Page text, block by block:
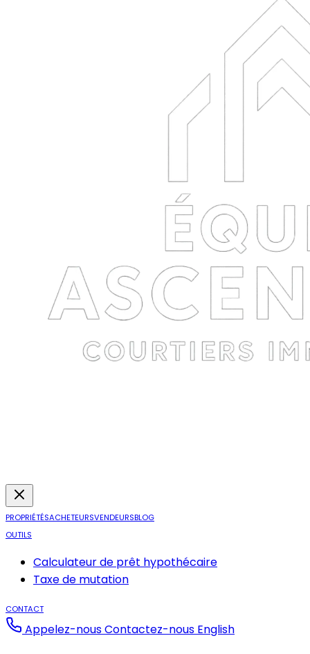
PROPRIÉTÉSACHETEURSVENDEURSBLOG
OUTILS
Calculateur de prêt hypothécaire
Taxe de mutation
CONTACT
Appelez-nousContactez-nous English